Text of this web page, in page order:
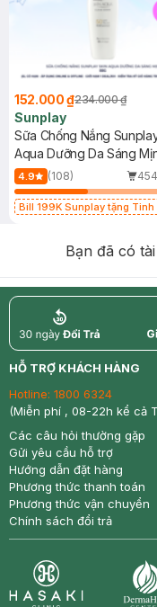
152.000 ₫234.000 ₫
Sunplay
Sữa Chống Nắng
Aqua Dưỡng Da Sáng
4.9 (108)
Bill 199K Sunplay tặng Tinh
Bạn đã có
return
HỖ TRỢ KHÁCH HÀNG
Hotline: 1800 6324
(Miễn phí , 08-22h kể cả
Các câu hỏi thường gặp
Gửi yêu cầu hỗ trợ
Hướng dẫn đặt hàng
Phương thức thanh toán
Phương thức vận chuyển
Chính sách đổi trả